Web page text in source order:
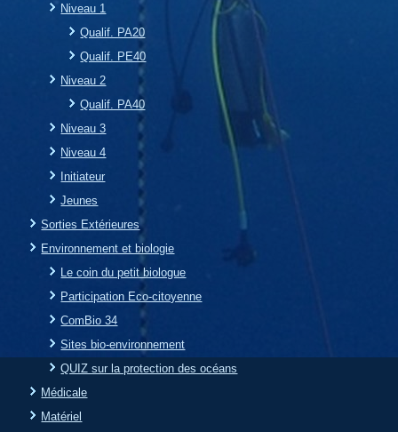
Niveau 1
Qualif. PA20
Qualif. PE40
Niveau 2
Qualif. PA40
Niveau 3
Niveau 4
Initiateur
Jeunes
Sorties Extérieures
Environnement et biologie
Le coin du petit biologue
Participation Eco-citoyenne
ComBio 34
Sites bio-environnement
QUIZ sur la protection des océans
Médicale
Matériel